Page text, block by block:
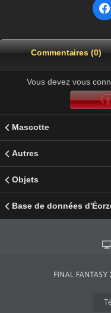
Commentaires (0)
Vous devez vous
Mascotte
Autres
Objets
Base de données